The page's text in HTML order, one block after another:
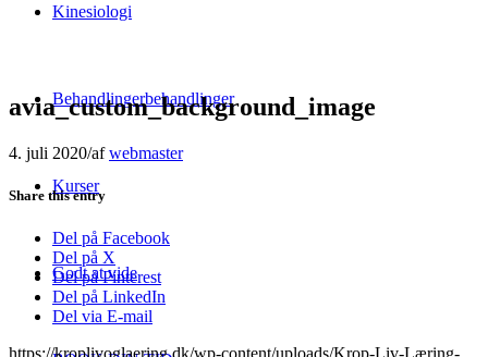
Kinesiologi
Behandlingerbehandlinger
Kurser
Godt at vide
avia_custom_background_image
4. juli 2020/afwebmaster
Share this entry
Del på Facebook
Del på X
Del på Pinterest
Del på LinkedIn
Del via E-mail